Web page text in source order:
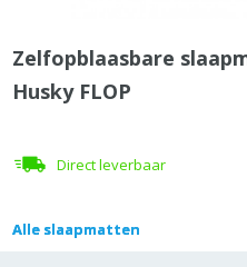
Zelfopblaasbare
Husky FLOP
Direct leverbaar
Alle slaapmatten
Alle slaapmatten